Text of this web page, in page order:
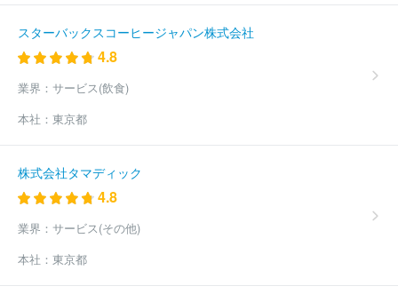
スターバックスコーヒージャパン株式会社
4.8
業界： サービス(飲食)
本社： 東京都
株式会社タマディック
4.8
業界： サービス(その他)
本社： 東京都